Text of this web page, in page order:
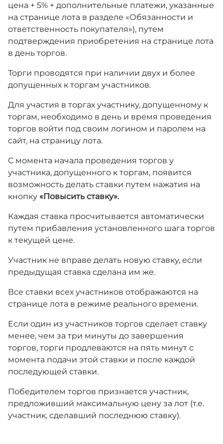
цена + 5% + дополнительные платежи, указанные
на странице лота в разделе «Обязанности и
ответственность покупателя»), путем
подтверждения приобретения на странице лота
в день торгов.
Торги проводятся при наличии двух и более
допущенных к торгам участников.
Для участия в торгах участнику, допущенному к
торгам, необходимо в день и время проведения
торгов войти под своим логином и паролем на
сайт, на страницу лота.
С момента начала проведения торгов у
участника, допущенного к торгам, появится
возможность делать ставки путем нажатия на
кнопку «Повысить ставку».
Каждая ставка просчитывается автоматически
путем прибавления установленного шага торгов
к текущей цене.
Участник не вправе делать новую ставку, если
предыдущая ставка сделана им же.
Все ставки всех участников отображаются на
странице лота в режиме реального времени.
Если один из участников торгов сделает ставку
менее, чем за три минуты до завершения
торгов, торги продлеваются на пять минут с
момента подачи этой ставки и после каждой
последующей ставки.
Победителем торгов признается участник,
предложивший максимальную цену за лот (т.е.
участник, сделавший последнюю ставку).